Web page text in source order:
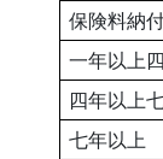
保険料納
一年以上
四年以上
七年以上